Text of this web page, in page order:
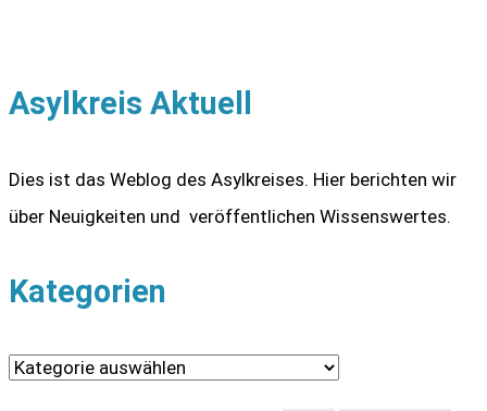
Asylkreis Aktuell
Dies ist das Weblog des Asylkreises. Hier berichten wir
über Neuigkeiten und veröffentlichen Wissenswertes.
Kategorien
K